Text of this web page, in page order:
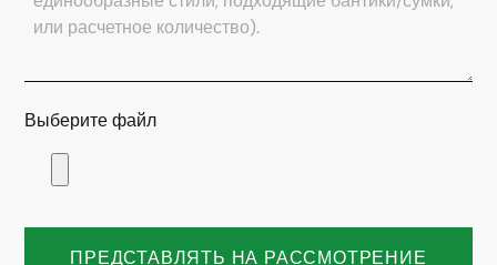
Выберите файл
ПРЕДСТАВЛЯТЬ НА РАССМОТРЕНИЕ